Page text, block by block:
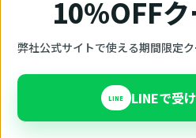
10%OFF
弊社公式サイトで使える期間限定ク
LINE LINEで受
車種別適合
オットキャス
ンドクルーザ